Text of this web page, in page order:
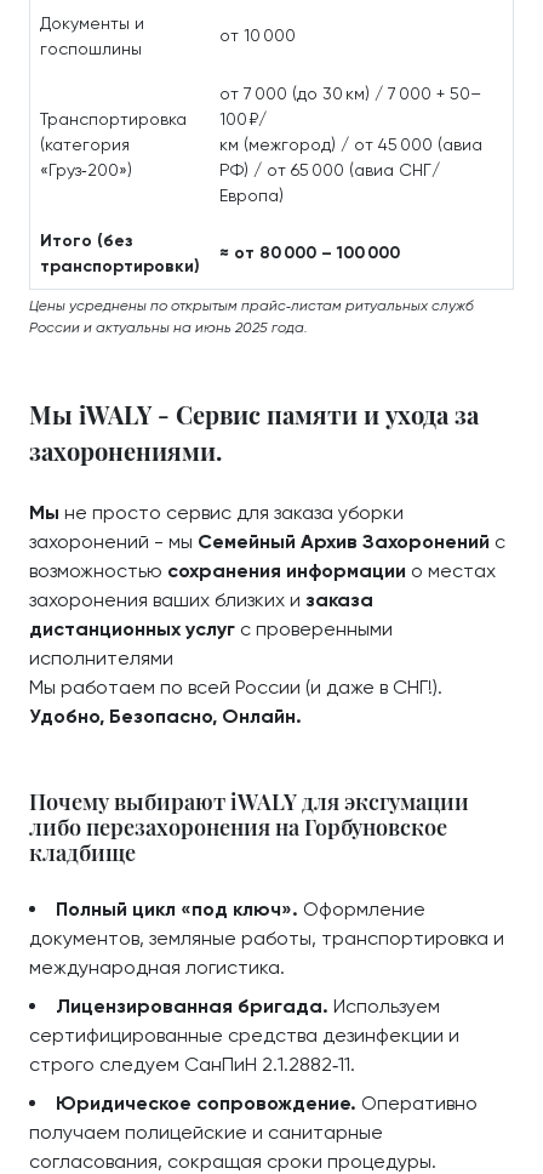
Документы и
госпошлины
от 10 000
Транспортировка
(категория
«Груз‑200»)
от 7 000 (до 30 км) / 7 000 + 50–
100 ₽/
км (межгород) / от 45 000 (авиа
РФ) / от 65 000 (авиа СНГ/
Европа)
Итого (без
транспортировки)
≈ от 80 000 – 100 000
Цены усреднены по открытым прайс‑листам ритуальных служб
России и актуальны на июнь 2025 года.
Мы iWALY - Сервис памяти и ухода за
захоронениями.
Мы не просто сервис для заказа уборки
захоронений - мы Семейный Архив Захоронений с
возможностью сохранения информации о местах
захоронения ваших близких и заказа
дистанционных услуг с проверенными
исполнителями
Мы работаем по всей России (и даже в СНГ!).
Удобно, Безопасно, Онлайн.
Почему выбирают iWALY для эксгумации
либо перезахоронения на Горбуновское
кладбище
Полный цикл «под ключ». Оформление
документов, земляные работы, транспортировка и
международная логистика.
Лицензированная бригада. Используем
сертифицированные средства дезинфекции и
строго следуем СанПиН 2.1.2882‑11.
Юридическое сопровождение. Оперативно
получаем полицейские и санитарные
согласования, сокращая сроки процедуры.